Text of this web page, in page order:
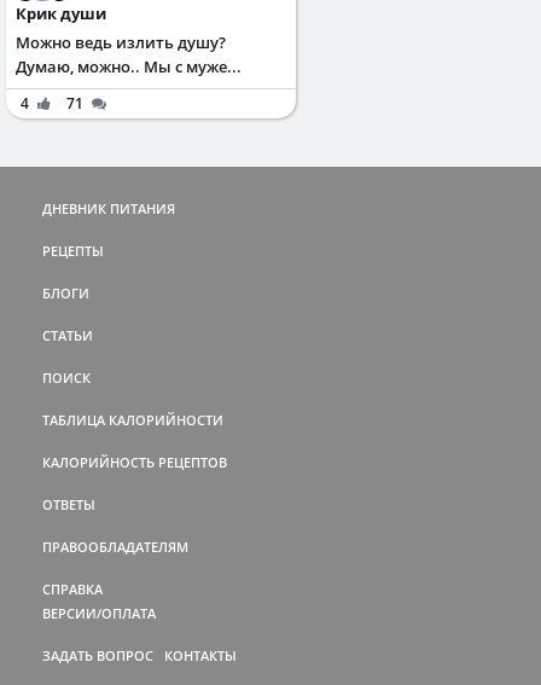
Крик души
Можно ведь излить душу?
Думаю, можно.. Мы с муже...
4 71
ДНЕВНИК ПИТАНИЯ
РЕЦЕПТЫ
БЛОГИ
СТАТЬИ
ПОИСК
ТАБЛИЦА КАЛОРИЙНОСТИ
КАЛОРИЙНОСТЬ РЕЦЕПТОВ
ОТВЕТЫ
ПРАВООБЛАДАТЕЛЯМ
СПРАВКА
ВЕРСИИ/ОПЛАТА
ЗАДАТЬ ВОПРОС КОНТАКТЫ